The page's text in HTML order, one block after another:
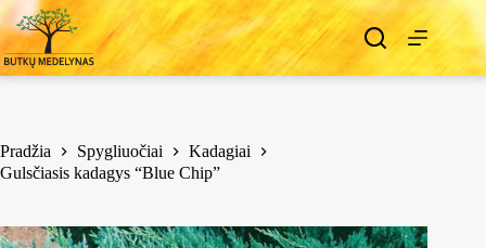
Pradžia Spygliuočiai
Kadagiai
Gulsčiasis kadagys “Blue Chip”